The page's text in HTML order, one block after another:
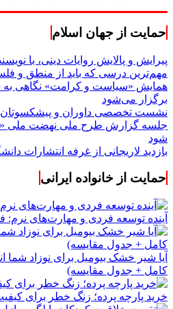
حمایت از جهان اسلام
پیرایش و پالایش روایات دینی، با
مهم‌ترین درسی که باید از منطق و
همایش «سیاست و کرامت» نگاهی
برگزار می‌شود
نشست تخصصی داوران و پیشکسوتان
جلسه گزارش طرح ملی نهضت ملی
شود
بازدید لاریجانی از غرفه انتشارات
حمایت از خانواده ایرانی
آینده توسعه فردی و مهارت‌های نرم:
آیا شیر خشک بیومیل برای نوزاد
کامل + جدول مقایسه)
خرید پارچه پرده؛ زنگ خطر برای